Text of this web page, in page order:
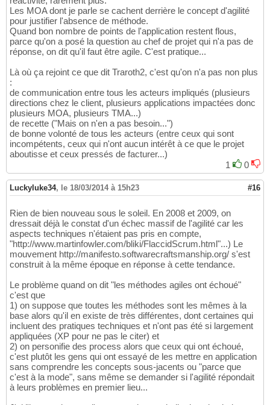
Les MOA dont je parle se cachent derrière le concept d'agilité
pour justifier l'absence de méthode.
Quand bon nombre de points de l'application restent flous,
parce qu'on a posé la question au chef de projet qui n'a pas de
réponse, on dit qu'il faut être agile. C'est pratique...
Là où ça rejoint ce que dit Traroth2, c'est qu'on n'a pas non plus
:
de communication entre tous les acteurs impliqués (plusieurs
directions chez le client, plusieurs applications impactées donc
plusieurs MOA, plusieurs TMA...)
de recette ("Mais on n'en a pas besoin...")
de bonne volonté de tous les acteurs (entre ceux qui sont
incompétents, ceux qui n'ont aucun intérêt à ce que le projet
aboutisse et ceux pressés de facturer...)
1
0
Luckyluke34, le 18/03/2014 à 15h23 #16
Rien de bien nouveau sous le soleil. En 2008 et 2009, on
dressait déjà le constat d'un échec massif de l'agilité car les
aspects techniques n'étaient pas pris en compte,
"http://www.martinfowler.com/bliki/FlaccidScrum.html"...) Le
mouvement http://manifesto.softwarecraftsmanship.org/ s'est
construit à la même époque en réponse à cette tendance.
Le problème quand on dit "les méthodes agiles ont échoué"
c'est que
1) on suppose que toutes les méthodes sont les mêmes à la
base alors qu'il en existe de très différentes, dont certaines qui
incluent des pratiques techniques et n'ont pas été si largement
appliquées (XP pour ne pas le citer) et
2) on personifie des process alors que ceux qui ont échoué,
c'est plutôt les gens qui ont essayé de les mettre en application
sans comprendre les concepts sous-jacents ou "parce que
c'est à la mode", sans même se demander si l'agilité répondait
à leurs problèmes en premier lieu...